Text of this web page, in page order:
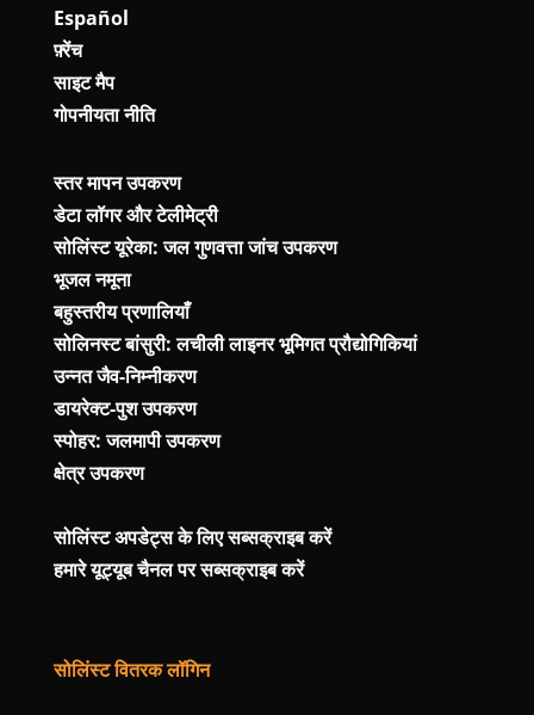
Español
फ़्रेंच
साइट मैप
गोपनीयता नीति
स्तर मापन उपकरण
डेटा लॉगर और टेलीमेट्री
सोलिंस्ट यूरेका: जल गुणवत्ता जांच उपकरण
भूजल नमूना
बहुस्तरीय प्रणालियाँ
सोलिनस्ट बांसुरी: लचीली लाइनर भूमिगत प्रौद्योगिकियां
उन्नत जैव-निम्नीकरण
डायरेक्ट-पुश उपकरण
स्पोहर: जलमापी उपकरण
क्षेत्र उपकरण
सोलिंस्ट अपडेट्स के लिए सब्सक्राइब करें
हमारे यूट्यूब चैनल पर सब्सक्राइब करें
सोलिंस्ट वितरक लॉगिन